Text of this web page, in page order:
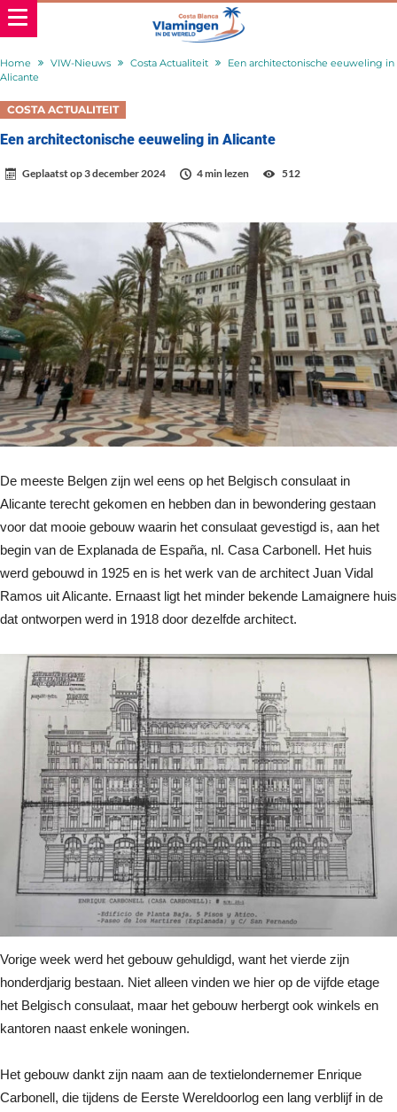
Home VIW-Nieuws Costa Actualiteit
Een architectonische eeuweling in
Alicante
COSTA ACTUALITEIT
Een architectonische eeuweling in Alicante
Geplaatst op3 december 2024 4 min lezen 512
De meeste Belgen zijn wel eens op het Belgisch consulaat in
Alicante terecht gekomen en hebben dan in bewondering gestaan
voor dat mooie gebouw waarin het consulaat gevestigd is, aan het
begin van de Explanada de España, nl. Casa Carbonell. Het huis
werd gebouwd in 1925 en is het werk van de architect Juan Vidal
Ramos uit Alicante. Ernaast ligt het minder bekende Lamaignere huis
dat ontworpen werd in 1918 door dezelfde architect.
Vorige week werd het gebouw gehuldigd, want het vierde zijn
honderdjarig bestaan. Niet alleen vinden we hier op de vijfde etage
het Belgisch consulaat, maar het gebouw herbergt ook winkels en
kantoren naast enkele woningen.
Het gebouw dankt zijn naam aan de textielondernemer Enrique
Carbonell, die tijdens de Eerste Wereldoorlog een lang verblijf in de